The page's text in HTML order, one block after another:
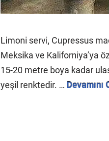
Limoni servi, Cupressus
Meksika ve Kaliforniya’ya
15-20 metre boya kadar
yeşil renktedir. … Devamını